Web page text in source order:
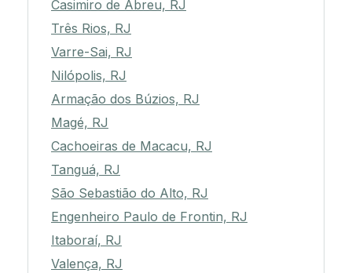
Casimiro de Abreu, RJ
Três Rios, RJ
Varre-Sai, RJ
Nilópolis, RJ
Armação dos Búzios, RJ
Magé, RJ
Cachoeiras de Macacu, RJ
Tanguá, RJ
São Sebastião do Alto, RJ
Engenheiro Paulo de Frontin, RJ
Itaboraí, RJ
Valença, RJ